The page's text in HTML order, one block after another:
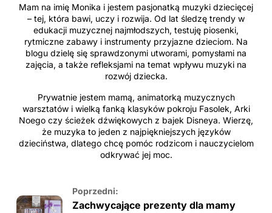
Mam na imię Monika i jestem pasjonatką muzyki dziecięcej
– tej, która bawi, uczy i rozwija. Od lat śledzę trendy w
edukacji muzycznej najmłodszych, testuję piosenki,
rytmiczne zabawy i instrumenty przyjazne dzieciom. Na
blogu dzielę się sprawdzonymi utworami, pomysłami na
zajęcia, a także refleksjami na temat wpływu muzyki na
rozwój dziecka.
Prywatnie jestem mamą, animatorką muzycznych
warsztatów i wielką fanką klasyków pokroju Fasolek, Arki
Noego czy ścieżek dźwiękowych z bajek Disneya. Wierzę,
że muzyka to jeden z najpiękniejszych języków
dzieciństwa, dlatego chcę pomóc rodzicom i nauczycielom
odkrywać jej moc.
Poprzedni:
Zachwycające prezenty dla mamy